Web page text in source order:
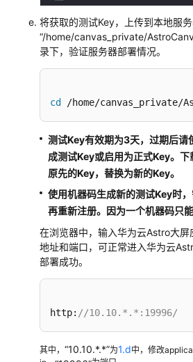
将获取的测试Key，上传到本地服
“/home/canvas_private/
录下，验证服务器部署情况。
cd /home/canvas_private/
测试Key有效期为3天，过期后请
成测试Key或启用为正式Key。
原先的Key，替换为新的Key。
使用机器码生成新的测试Key时，
再重新注册。因为一个机器码只
在浏览器中，输入华为云Astro大屏
地址和端口，可正常进入华为云
部署成功。
http: //10.10.*.*:19996/
其中， “10.10.*.*”为1.d中，修改